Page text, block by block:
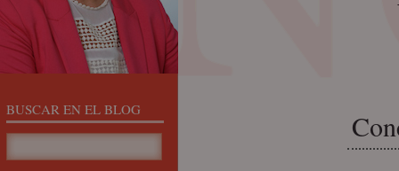
BUSCAR EN EL BLOG